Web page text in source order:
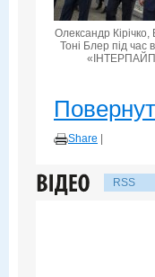
Олександр Кірічко,
Тоні Блер під час
Share
RSS